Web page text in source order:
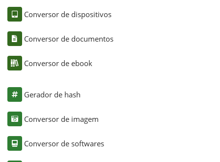
Conversor de dispositivos
Conversor de documentos
Conversor de ebook
Gerador de hash
Conversor de imagem
Conversor de softwares